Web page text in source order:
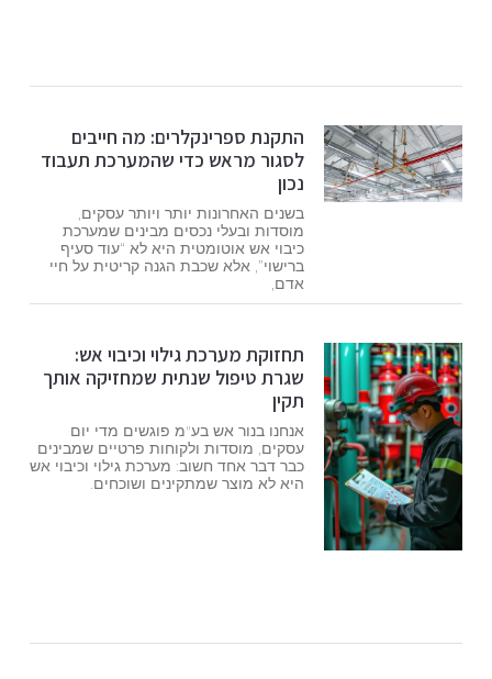
התקנת ספרינקלרים: מה חייבים
לסגור מראש כדי שהמערכת תעבוד
נכון
בשנים האחרונות יותר ויותר עסקים,
מוסדות ובעלי נכסים מבינים שמערכת
כיבוי אש אוטומטית היא לא “עוד סעיף
ברישוי”, אלא שכבת הגנה קריטית על חיי
אדם,
תחזוקת מערכת גילוי וכיבוי אש:
שגרת טיפול שנתית שמחזיקה אותך
תקין
אנחנו בנור אש בע"מ פוגשים מדי יום
עסקים, מוסדות ולקוחות פרטיים שמבינים
כבר דבר אחד חשוב: מערכת גילוי וכיבוי אש
היא לא מוצר שמתקינים ושוכחים.